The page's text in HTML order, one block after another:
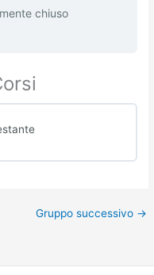
chiuso
Gruppo successivo →